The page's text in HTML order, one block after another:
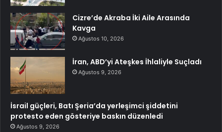
Cizre’de Akraba İki Aile Arasında
Kavga
Ağustos 10, 2026
İran, ABD’yi Ateşkes İhlaliyle Suçladı
Ağustos 9, 2026
İsrail güçleri, Batı Şeria’da yerleşimci şiddetini
protesto eden gösteriye baskın düzenledi
Ağustos 9, 2026